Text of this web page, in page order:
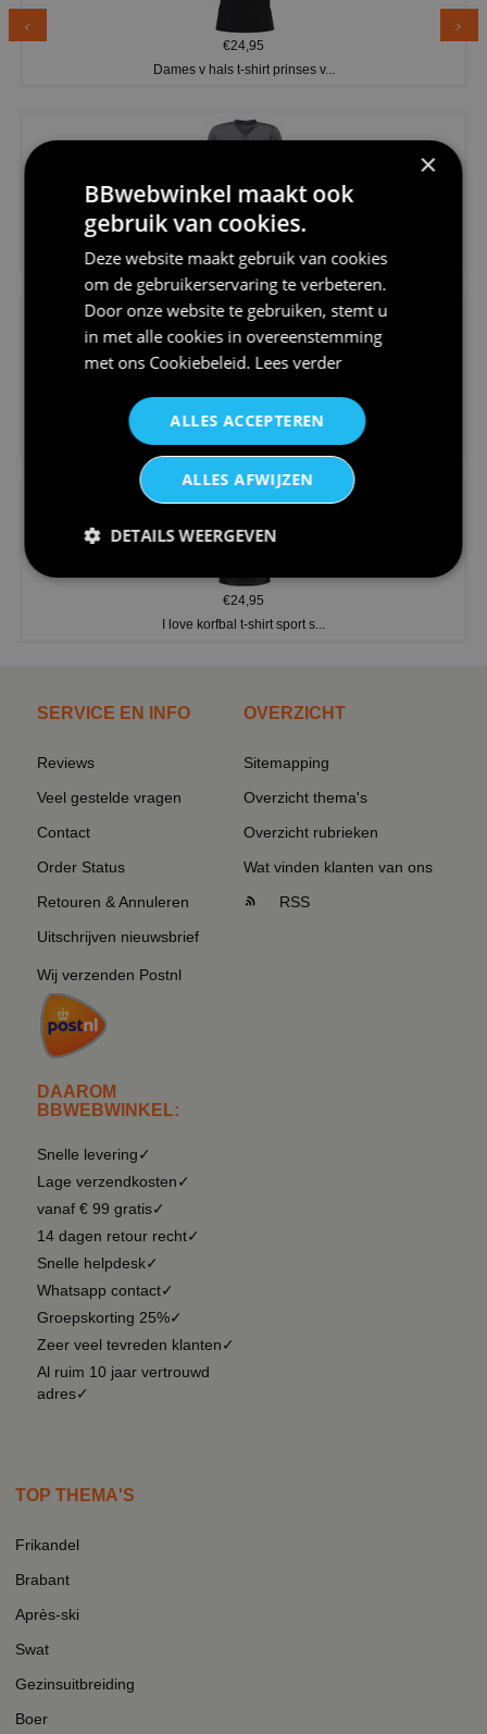
€24,95
Dames v hals t-shirt prinses v...
€24,95
Koningsdag shirt heren v-hals ...
€24,95
€24,95
I love korfbal t-shirt sport s...
SERVICE EN INFO
Reviews
Veel gestelde vragen
Contact
Order Status
Retouren & Annuleren
Uitschrijven nieuwsbrief
Wij verzenden Postnl
DAAROM
BBWEBWINKEL:
Snelle levering✓
Lage verzendkosten✓
vanaf € 99 gratis✓
14 dagen retour recht✓
Snelle helpdesk✓
Whatsapp contact✓
Groepskorting 25%✓
Zeer veel tevreden klanten✓
Al ruim 10 jaar vertrouwd
adres✓
OVERZICHT
Sitemapping
Overzicht thema's
Overzicht rubrieken
Wat vinden klanten van ons
RSS
TOP THEMA'S
Frikandel
Brabant
Après-ski
Swat
Gezinsuitbreiding
Boer
×
BBwebwinkel maakt ook
gebruik van cookies.
Deze website maakt gebruik van cookies
om de gebruikerservaring te verbeteren.
Door onze website te gebruiken, stemt u
in met alle cookies in overeenstemming
met ons Cookiebeleid. Lees verder
ALLES ACCEPTEREN
ALLES AFWIJZEN
DETAILS WEERGEVEN